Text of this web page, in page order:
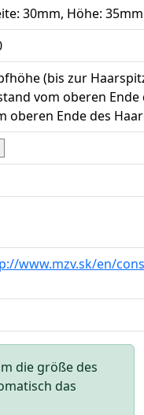
30mm, Höhe: 35mm
(bis zur
vom oberen Ende
oberen Ende des
www.mzv.sk/en/
die größe des
das